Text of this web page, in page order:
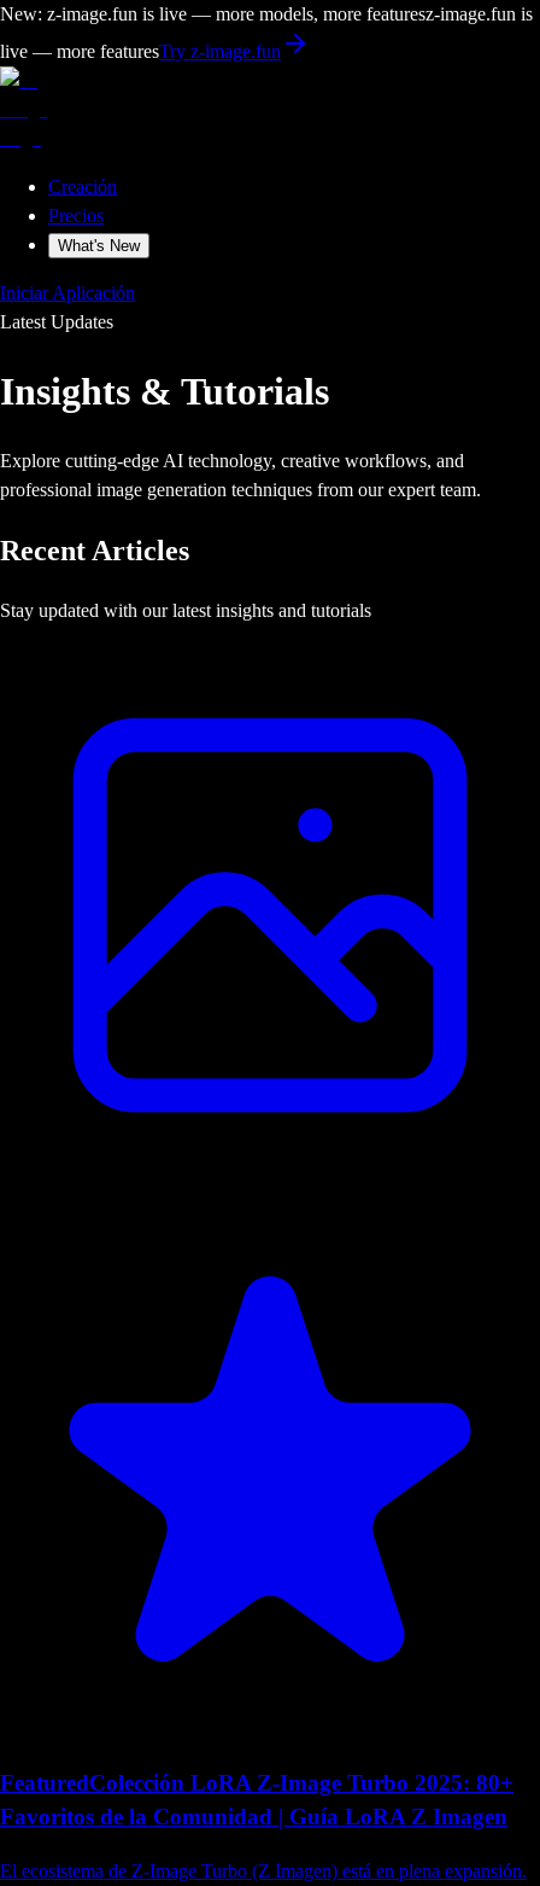
New: z-image.fun is live — more models, more featuresz-image.fun is
live — more featuresTry z-image.fun
Creación
Precios
What's New
Iniciar Aplicación
Latest Updates
Insights & Tutorials
Explore cutting-edge AI technology, creative workflows, and
professional image generation techniques from our expert team.
Recent Articles
Stay updated with our latest insights and tutorials
FeaturedColección LoRA Z-Image Turbo 2025: 80+
Favoritos de la Comunidad | Guía LoRA Z Imagen
El ecosistema de Z-Image Turbo (Z Imagen) está en plena expansión.